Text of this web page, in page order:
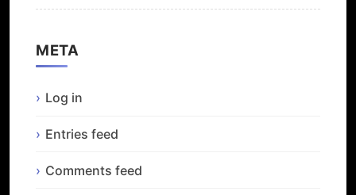
META
Log in
Entries feed
Comments feed